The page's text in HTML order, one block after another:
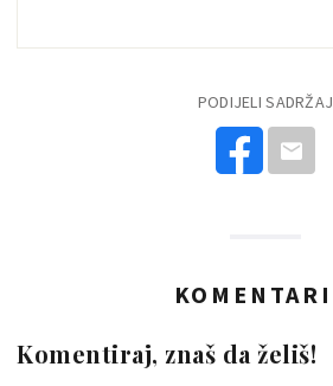
PODIJELI SADRŽAJ
KOMENTARI
Komentiraj, znaš da želiš!